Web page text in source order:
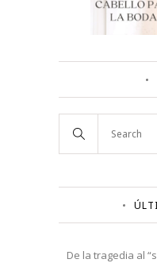
De la tragedia al